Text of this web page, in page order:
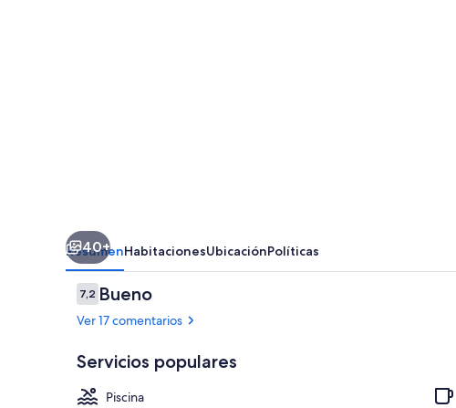
40+
ResumenHabitacionesUbicaciónPolíticas
Comentarios
7,27,2 de 10
Bueno
Ver 17 comentarios
Servicios populares
Piscina